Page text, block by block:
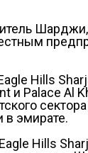
Шарджи,
Hills
и Palace
в эмирате.
Hills